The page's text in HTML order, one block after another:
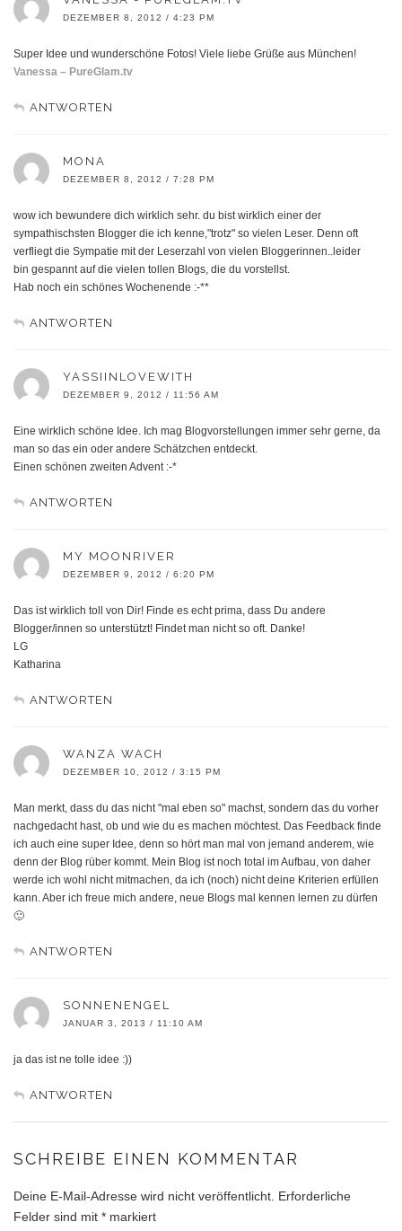
DEZEMBER 8, 2012 / 4:23 PM
Super Idee und wunderschöne Fotos! Viele liebe Grüße aus München!
Vanessa – PureGlam.tv
ANTWORTEN
MONA
DEZEMBER 8, 2012 / 7:28 PM
wow ich bewundere dich wirklich sehr. du bist wirklich einer der
sympathischsten Blogger die ich kenne,"trotz" so vielen Leser. Denn oft
verfliegt die Sympatie mit der Leserzahl von vielen Bloggerinnen..leider
bin gespannt auf die vielen tollen Blogs, die du vorstellst.
Hab noch ein schönes Wochenende :-**
ANTWORTEN
YASSIINLOVEWITH
DEZEMBER 9, 2012 / 11:56 AM
Eine wirklich schöne Idee. Ich mag Blogvorstellungen immer sehr gerne, da
man so das ein oder andere Schätzchen entdeckt.
Einen schönen zweiten Advent :-*
ANTWORTEN
MY MOONRIVER
DEZEMBER 9, 2012 / 6:20 PM
Das ist wirklich toll von Dir! Finde es echt prima, dass Du andere
Blogger/innen so unterstützt! Findet man nicht so oft. Danke!
LG
Katharina
ANTWORTEN
WANZA WACH
DEZEMBER 10, 2012 / 3:15 PM
Man merkt, dass du das nicht "mal eben so" machst, sondern das du vorher
nachgedacht hast, ob und wie du es machen möchtest. Das Feedback finde
ich auch eine super Idee, denn so hört man mal von jemand anderem, wie
denn der Blog rüber kommt. Mein Blog ist noch total im Aufbau, von daher
werde ich wohl nicht mitmachen, da ich (noch) nicht deine Kriterien erfüllen
kann. Aber ich freue mich andere, neue Blogs mal kennen lernen zu dürfen
🙂
ANTWORTEN
SONNENENGEL
JANUAR 3, 2013 / 11:10 AM
ja das ist ne tolle idee :))
ANTWORTEN
SCHREIBE EINEN KOMMENTAR
Deine E-Mail-Adresse wird nicht veröffentlicht. Erforderliche
Felder sind mit * markiert